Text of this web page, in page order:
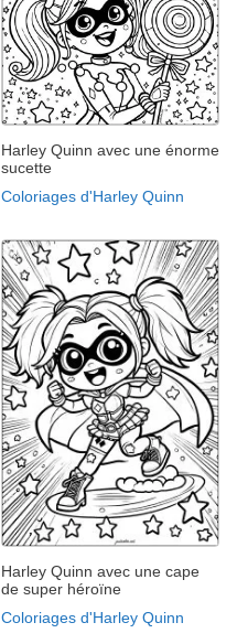
Harley Quinn avec une énorme
sucette
Coloriages d'Harley Quinn
Harley Quinn avec une cape
de super héroïne
Coloriages d'Harley Quinn